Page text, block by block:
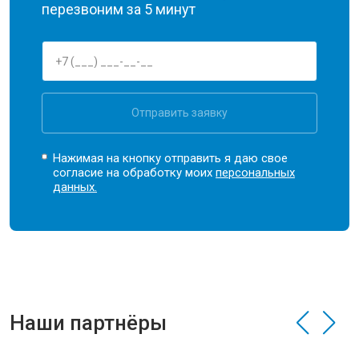
перезвоним за 5 минут
Отправить заявку
Нажимая на кнопку отправить я даю свое
согласие на обработку моихперсональных
данных.
Наши партнёры